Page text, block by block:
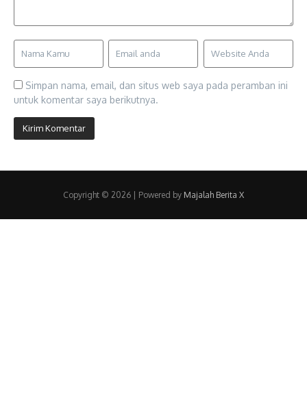
Simpan nama, email, dan situs web saya pada peramban ini
untuk komentar saya berikutnya.
Copyright © 2026 | Powered by Majalah Berita X